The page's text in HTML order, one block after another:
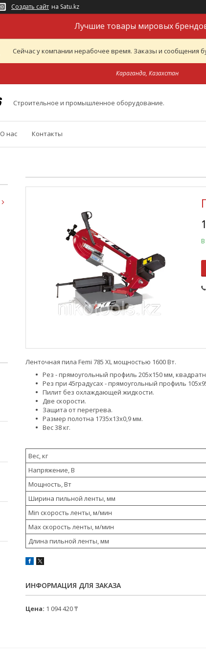
Создать сайт на Satu.kz
Лучшие товары мировых
Сейчас у компании нерабочее время. Заказы и сообщения
Караганда, Казахстан
Строительное и промышленное оборудование.
О нас Контакты
Ленточная пила Femi 785 XL мощностью 1600 Вт.
Рез - прямоугольный профиль 205х150 мм,
Рез при 45градусах - прямоугольный профиль
Пилит без охлаждающей жидкости.
Две скорости.
Защита от перегрева.
Размер полотна 1735х13х0,9 мм.
Вес 38 кг.
Вес, кг
Напряжение, В
Мощность, Вт
Ширина пильной ленты, мм
Min скорость ленты, м/мин
Max скорость ленты, м/мин
Длина пильной ленты, мм
ИНФОРМАЦИЯ ДЛЯ ЗАКАЗА
Цена: 1 094 420 ₸